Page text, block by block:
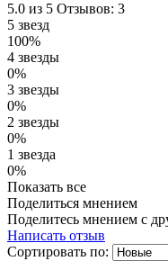
5.0 из 5 Отзывов: 3
5 звезд
100%
4 звезды
0%
3 звезды
0%
2 звезды
0%
1 звезда
0%
Показать все
Поделиться мнением
Поделитесь мнением с
Написать отзыв
Сортировать по: